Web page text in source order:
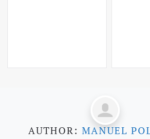
AUTHOR: MANUEL